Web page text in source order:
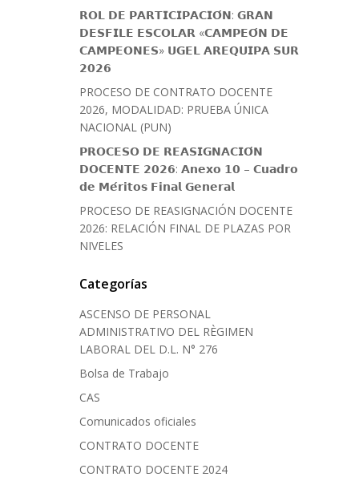
𝗥𝗢𝗟 𝗗𝗘 𝗣𝗔𝗥𝗧𝗜𝗖𝗜𝗣𝗔𝗖𝗜𝗢́𝗡: 𝗚𝗥𝗔𝗡
𝗗𝗘𝗦𝗙𝗜𝗟𝗘 𝗘𝗦𝗖𝗢𝗟𝗔𝗥 «𝗖𝗔𝗠𝗣𝗘𝗢́𝗡 𝗗𝗘
𝗖𝗔𝗠𝗣𝗘𝗢𝗡𝗘𝗦» 𝗨𝗚𝗘𝗟 𝗔𝗥𝗘𝗤𝗨𝗜𝗣𝗔 𝗦𝗨𝗥
𝟮𝟬𝟮𝟲
PROCESO DE CONTRATO DOCENTE
2026, MODALIDAD: PRUEBA ÚNICA
NACIONAL (PUN)
𝗣𝗥𝗢𝗖𝗘𝗦𝗢 𝗗𝗘 𝗥𝗘𝗔𝗦𝗜𝗚𝗡𝗔𝗖𝗜𝗢́𝗡
𝗗𝗢𝗖𝗘𝗡𝗧𝗘 𝟮𝟬𝟮𝟲: 𝗔𝗻𝗲𝘅𝗼 𝟭𝟬 – 𝗖𝘂𝗮𝗱𝗿𝗼
𝗱𝗲 𝗠𝗲́𝗿𝗶𝘁𝗼𝘀 𝗙𝗶𝗻𝗮𝗹 𝗚𝗲𝗻𝗲𝗿𝗮𝗹
PROCESO DE REASIGNACIÓN DOCENTE
2026: RELACIÓN FINAL DE PLAZAS POR
NIVELES
Categorías
ASCENSO DE PERSONAL
ADMINISTRATIVO DEL RÈGIMEN
LABORAL DEL D.L. N° 276
Bolsa de Trabajo
CAS
Comunicados oficiales
CONTRATO DOCENTE
CONTRATO DOCENTE 2024